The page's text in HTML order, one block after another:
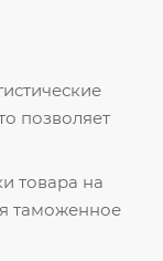
позволяет
товара на
таможенное